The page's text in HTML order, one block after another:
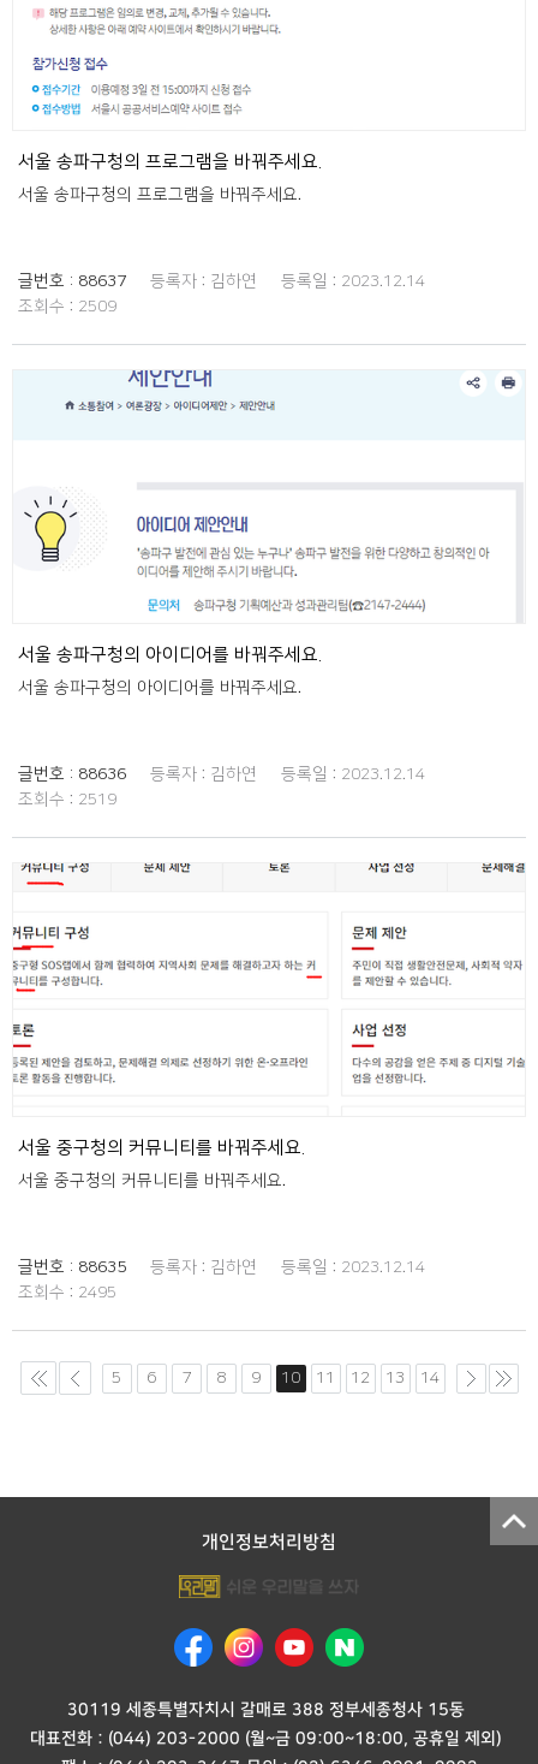
서울 송파구청의 프로그램을 바꿔주세요.
서울 송파구청의 프로그램을 바꿔주세요.
글번호 : 88637 등록자 : 김하연 등록일 : 2023.12.14
조회수 : 2509
서울 송파구청의 아이디어를 바꿔주세요.
서울 송파구청의 아이디어를 바꿔주세요.
글번호 : 88636 등록자 : 김하연 등록일 : 2023.12.14
조회수 : 2519
서울 중구청의 커뮤니티를 바꿔주세요.
서울 중구청의 커뮤니티를 바꿔주세요.
글번호 : 88635 등록자 : 김하연 등록일 : 2023.12.14
조회수 : 2495
5 6 7 8 9 10 11 12 13 14
개인정보처리방침
30119 세종특별자치시 갈매로 388 정부세종청사 15동
대표전화 : (044) 203-2000 (월~금 09:00~18:00, 공휴일 제외)